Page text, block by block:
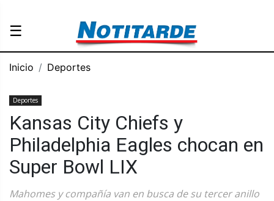
☰
Inicio Deportes
Deportes
Kansas City Chiefs y
Philadelphia Eagles chocan en
Super Bowl LIX
Mahomes y compañía van en busca de su tercer anillo